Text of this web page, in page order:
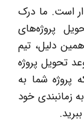
است. ما درک
پروژه‌های
دلیل، تیم
تحویل پروژه
پروژه شما به
زمانبندی خود